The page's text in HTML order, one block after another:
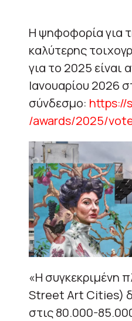
Η ψηφοφορία για
καλύτερης
για το 2025 είναι
Ιανουαρίου 2026
σύνδεσμο:
/awards/2025/
«Η συγκεκριμένη
Street Art Cities)
στις 80.000-